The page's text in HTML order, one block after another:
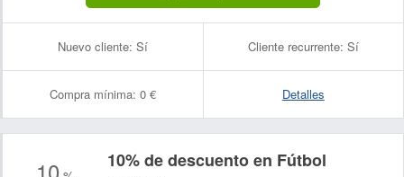
Nuevo cliente: Sí Cliente recurrente: Sí
Compra mínima: 0 € Detalles
10% de descuento en Fútbol